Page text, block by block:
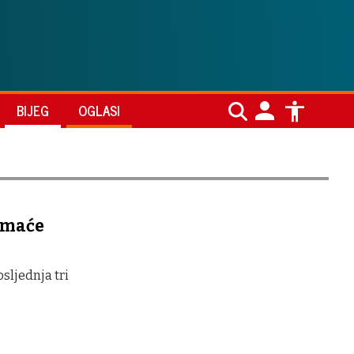
BIJEG OGLASI
tri